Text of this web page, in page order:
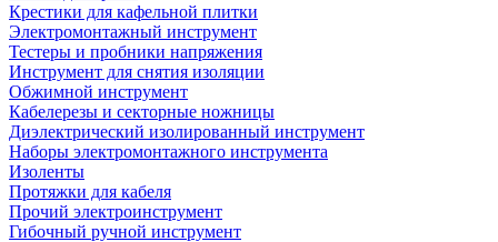
Крестики для кафельной плитки
Электромонтажный инструмент
Тестеры и пробники напряжения
Инструмент для снятия изоляции
Обжимной инструмент
Кабелерезы и секторные ножницы
Диэлектрический изолированный инструмент
Наборы электромонтажного инструмента
Изоленты
Протяжки для кабеля
Прочий электроинструмент
Гибочный ручной инструмент